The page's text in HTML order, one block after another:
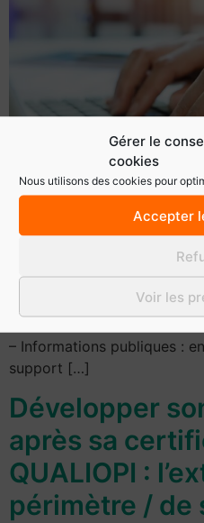
Gérer le
cookies
Nous utilisons des cookies pour
Accepter
Voir les
Les informations des
management
d’informations : –
informations uniquement
intervenants internes et
prestataires et autorités. –
– Informations publiques :
support […]
Développer
après sa
QUALIOPI :
périmètre / de